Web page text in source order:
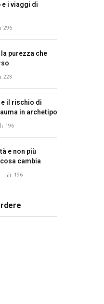
i viaggi di
296
purezza che
223
e il rischio di
in archetipo
196
e non più
cambia
196